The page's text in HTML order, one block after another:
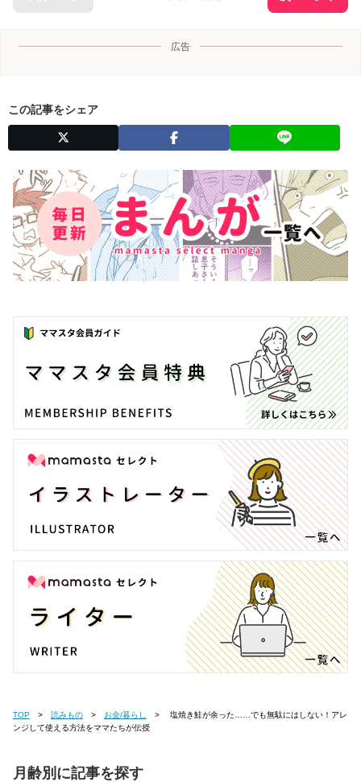
広告
この記事をシェア
TOP 読みもの お金/暮らし
ンジして使える方法をママたちが伝授
月齢別に記事を探す